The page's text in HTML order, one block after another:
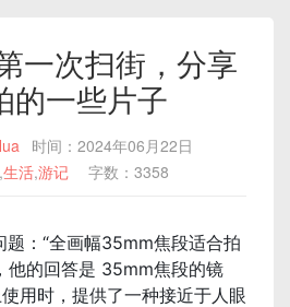
一次扫街，分享
的一些片子
时间：2024年06月22日
,生活,游记 字数：3358
：“全画幅35mm焦段适合拍
他的回答是 35mm焦段的镜
用时，提供了一种接近于人眼